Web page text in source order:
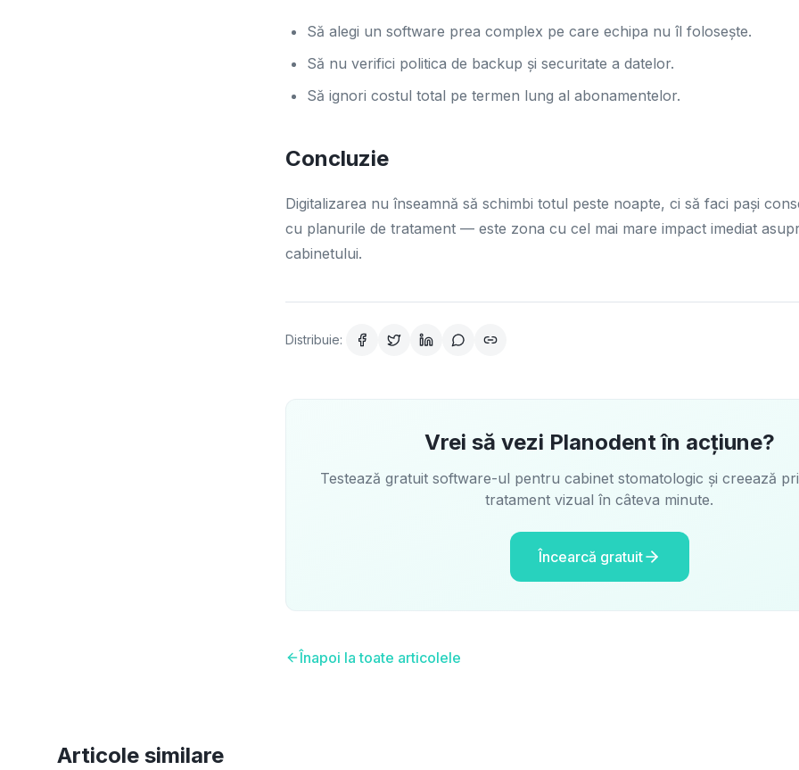
Să alegi un software prea complex pe care echipa nu îl folosește.
Să nu verifici politica de backup și securitate a datelor.
Să ignori costul total pe termen lung al abonamentelor.
Concluzie
Digitalizarea nu înseamnă să schimbi totul peste noapte, ci să faci pași
cu planurile de tratament — este zona cu cel mai mare impact imediat
cabinetului.
Distribuie:
Vrei să vezi Planodent în acțiune?
Testează gratuit software-ul pentru cabinet stomatologic și creează
tratament vizual în câteva minute.
Încearcă gratuit
Înapoi la toate articolele
Articole similare